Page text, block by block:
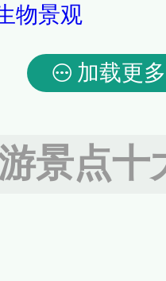
物景观
加载更多
景点十